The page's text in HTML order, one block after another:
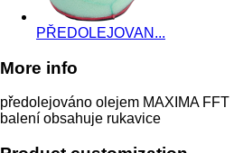
PŘEDOLEJOVAN...
More info
předolejováno olejem MAXIMA FFT
balení obsahuje rukavice